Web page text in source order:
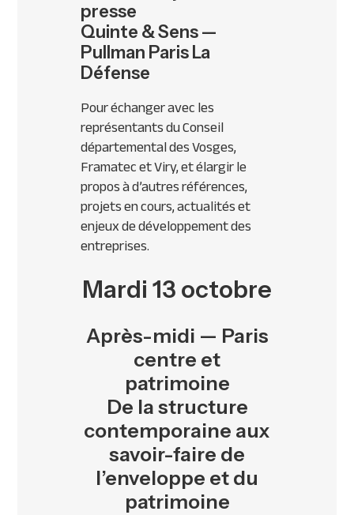
presse
Quinte & Sens —
Pullman Paris La
Défense
Pour échanger avec les
représentants du Conseil
départemental des Vosges,
Framatec et Viry, et élargir le
propos à d’autres références,
projets en cours, actualités et
enjeux de développement des
entreprises.
Mardi 13 octobre
Après-midi — Paris
centre et
patrimoine
De la structure
contemporaine aux
savoir-faire de
l’enveloppe et du
patrimoine